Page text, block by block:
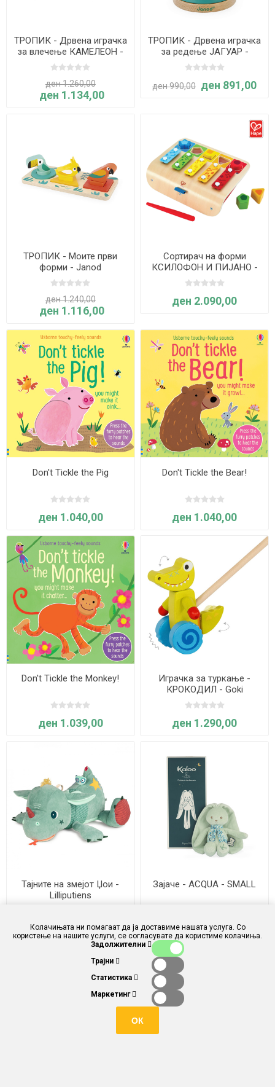
ТРОПИК - Дрвена играчка
за влечење КАМЕЛЕОН -
Janod
ден 1.260,00
ден 1.134,00
ТРОПИК - Дрвена играчка
за редење ЈАГУАР -
Janod
ден 990,00 ден 891,00
ТРОПИК - Моите први
форми - Janod
ден 1.240,00
ден 1.116,00
Сортирач на форми
КСИЛОФОН И ПИЈАНО -
Hape
ден 2.090,00
Don't Tickle the Pig
ден 1.040,00
Don't Tickle the Bear!
ден 1.040,00
Don't Tickle the Monkey!
ден 1.039,00
Играчка за туркање -
КРОКОДИЛ - Goki
ден 1.290,00
Тајните на змејот Џои -
Lilliputiens
ден 5.580,00
ден 5.022,00
Зајаче - ACQUA - SMALL
ден 1.450,00
ден 1.305,00
Колачињата ни помагаат да ја доставиме нашата услуга. Со
користење на нашите услуги, се согласувате да користиме колачиња.
Задолжителни
Трајни
Статистика
Маркетинг
ОК